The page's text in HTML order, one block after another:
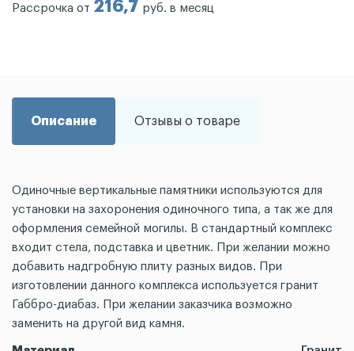
Рассрочка от 216,7 руб. в месяц
Описание Отзывы о товаре
Одиночные вертикальные памятники используются для
установки на захоронения одиночного типа, а так же для
оформления семейной могилы. В стандартный комплекс
входит стела, подставка и цветник. При желании можно
добавить надгробную плиту разных видов. При
изготовлении данного комплекса используется гранит
Габбро-диабаз. При желании заказчика возможно
заменить на другой вид камня.